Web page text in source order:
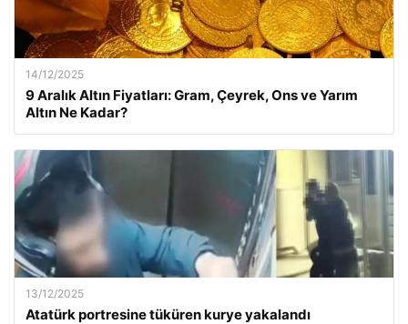
14/12/2025
9 Aralık Altın Fiyatları: Gram, Çeyrek, Ons ve Yarım
Altın Ne Kadar?
13/12/2025
Atatürk portresine tüküren kurye yakalandı